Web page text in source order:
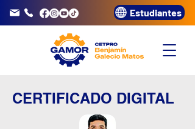
3320072 Estudiantes
CERTIFICADO DIGITAL